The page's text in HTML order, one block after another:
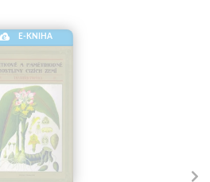
E-KNIHA